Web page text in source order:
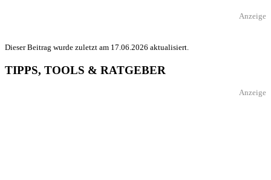
Anzeige
Dieser Beitrag wurde zuletzt am 17.06.2026 aktualisiert.
TIPPS, TOOLS & RATGEBER
Anzeige